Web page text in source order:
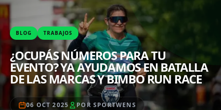
BLOG TRABAJOS
¿OCUPÁS NÚMEROS PARA TU
EVENTO? YA AYUDAMOS EN BATALLA
DE LAS MARCAS Y BIMBO RUN RACE
06 OCT 2025 POR SPORTWENS